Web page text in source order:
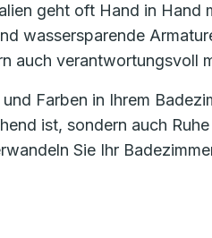
geht oft Hand in Hand
wassersparende
auch verantwortungsvoll
Farben in Ihrem
ist, sondern auch
Sie Ihr